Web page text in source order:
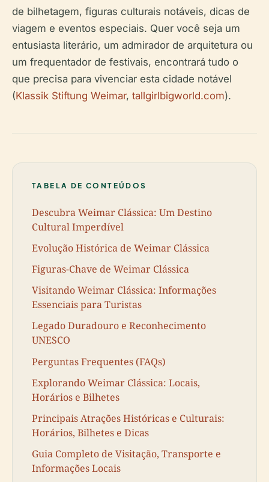
de bilhetagem, figuras culturais notáveis, dicas de
viagem e eventos especiais. Quer você seja um
entusiasta literário, um admirador de arquitetura ou
um frequentador de festivais, encontrará tudo o
que precisa para vivenciar esta cidade notável
(Klassik Stiftung Weimar, tallgirlbigworld.com).
TABELA DE CONTEÚDOS
Descubra Weimar Clássica: Um Destino
Cultural Imperdível
Evolução Histórica de Weimar Clássica
Figuras-Chave de Weimar Clássica
Visitando Weimar Clássica: Informações
Essenciais para Turistas
Legado Duradouro e Reconhecimento
UNESCO
Perguntas Frequentes (FAQs)
Explorando Weimar Clássica: Locais,
Horários e Bilhetes
Principais Atrações Históricas e Culturais:
Horários, Bilhetes e Dicas
Guia Completo de Visitação, Transporte e
Informações Locais